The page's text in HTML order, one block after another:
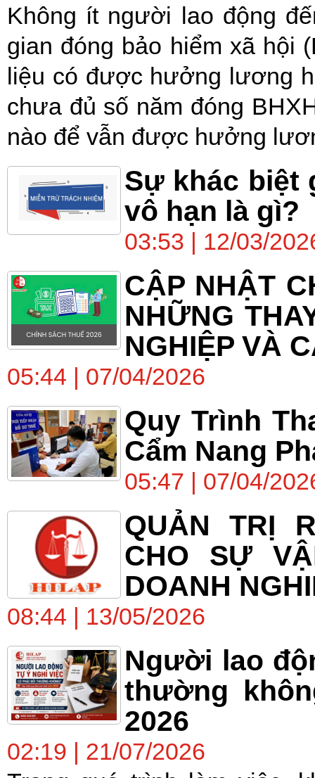
Không ít người lao động
gian đóng bảo hiểm xã hội
liệu có được hưởng lương
chưa đủ số năm đóng
nào để vẫn được hưởng
Sự khác biệt
vô hạn là gì?
03:53 | 12/03/
CẬP NHẬT
NHỮNG
NGHIỆP VÀ
05:44 | 07/04/2026
Quy Trình
Cẩm Nang
05:47 | 07/04/
QUẢN TRỊ
CHO SỰ
DOANH
08:44 | 13/05/2026
Người lao
thường
2026
02:19 | 21/07/2026